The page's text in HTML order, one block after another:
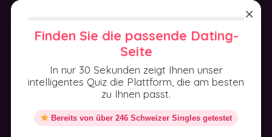
×
Finden Sie die passende Dating-
Seite
In nur 30 Sekunden zeigt Ihnen unser
intelligentes Quiz die Plattform, die am besten
zu Ihnen passt.
Bereits von über 246 Schweizer Singles getestet
Aller
contenu